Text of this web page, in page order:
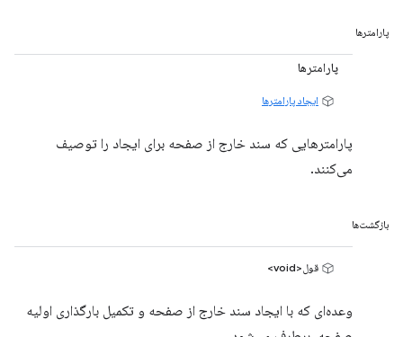
پارامترها
پارامترها
ایجاد پارامترها
پارامترهایی که سند خارج از صفحه برای ایجاد را توصیف
می‌کنند.
بازگشت‌ها
قول<void>
وعده‌ای که با ایجاد سند خارج از صفحه و تکمیل بارگذاری اولیه